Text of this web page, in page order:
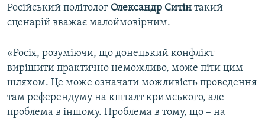
Російський політолог Олександр Ситін такий
сценарій вважає малоймовірним.
«Росія, розуміючи, що донецький конфлікт
вирішити практично неможливо, може піти цим
шляхом. Це може означати можливість проведення
там референдуму на кшталт кримського, але
проблема в іншому. Проблема в тому, що – на